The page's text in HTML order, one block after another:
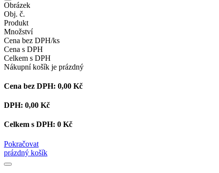
Obrázek
Obj. č.
Produkt
Množství
Cena bez DPH/ks
Cena s DPH
Celkem s DPH
Nákupní košík je prázdný
Cena bez DPH: 0,00 Kč
DPH: 0,00 Kč
Celkem s DPH: 0 Kč
Pokračovat
prázdný košík